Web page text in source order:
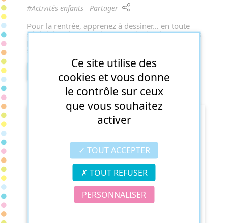
#Activités enfants Partager
Pour la rentrée, apprenez à dessiner… en toute
sérénité ! Découvrez les cours de dessin que nous
LIRE L'ARTICLE
Ce site utilise des
cookies et vous donne
le contrôle sur ceux
que vous souhaitez
activer
TOUT ACCEPTER
TOUT REFUSER
PERSONNALISER